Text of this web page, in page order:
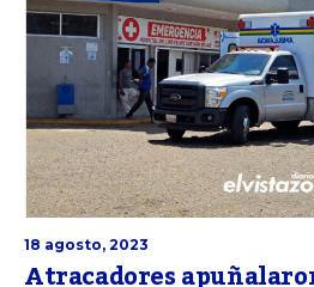
18 agosto, 2023